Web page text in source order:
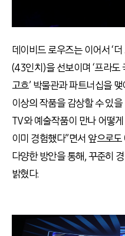
데이비드 로우즈는 이어서 ‘
(43인치)을 선보이며 ‘프라도
고흐’ 박물관과 파트너십을
이상의 작품을 감상할 수 있
TV와 예술작품이 만나 어떻
이미 경험했다”면서 앞으로
다양한 방안을 통해, 꾸준히
밝혔다.